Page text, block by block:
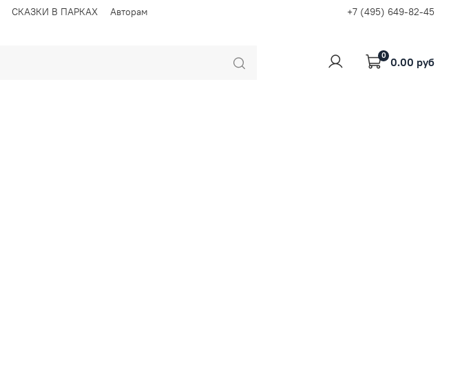
СКАЗКИ В ПАРКАХ Авторам +7 (495) 649-82-45
0 0.00 руб